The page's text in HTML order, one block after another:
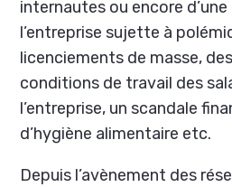
internautes ou encore
l’entreprise sujette à
licenciements de masse,
conditions de travail des
l’entreprise, un scandale
d’hygiène alimentaire etc.
Depuis l’avènement des